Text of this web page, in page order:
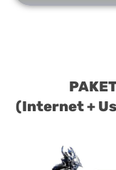
(Internet +